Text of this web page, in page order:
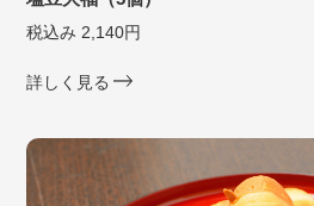
税込み 2,140円
詳しく見る